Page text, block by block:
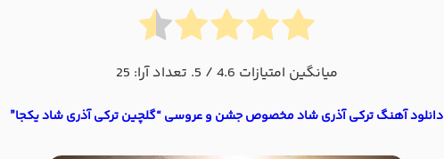
میانگین امتیازات 4.6 / 5. تعداد آرا: 25
دانلود آهنگ ترکی آذری شاد مخصوص جشن و عروسی “گلچین ترکی آذری شاد یکجا”